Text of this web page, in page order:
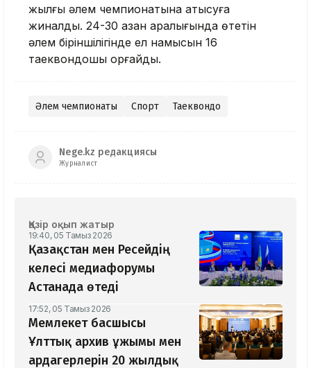
жылғы әлем чемпионатына қатысуға
жиналды. 24-30 қазан аралығында өтетін
әлем біріншілігінде ел намысын 16
таеквондошы қорғайды.
Әлем чемпионаты Спорт Таеквондо
Nege.kz редакциясы
Журналист
Қазір оқып жатыр
19:40, 05 Тамыз 2026
Қазақстан мен Ресейдің
келесі медиафорумы
Астанада өтеді
17:52, 05 Тамыз 2026
Мемлекет басшысы
Ұлттық архив ұжымы мен
ардагерлерін 20 жылдық